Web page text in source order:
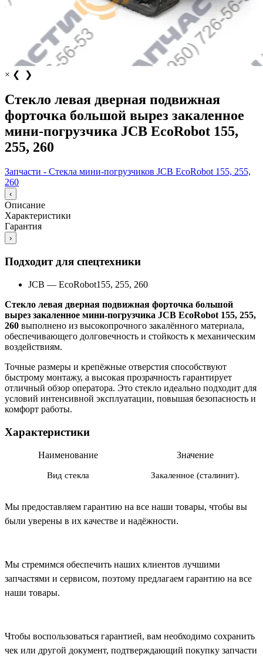
× ❮ ❯
Стекло левая дверная подвижная
форточка большой вырез закаленное
мини-погрузчика JCB EcoRobot 155,
255, 260
Запчасти - Стекла мини-погрузчиков JCB EcoRobot 155, 255,
260
‹
Описание
Характеристики
Гарантия
›
Подходит для спецтехники
JCB — EcoRobot155, 255, 260
Стекло левая дверная подвижная форточка большой
вырез закаленное мини-погрузчика JCB EcoRobot 155, 255,
260 выполнено из высокопрочного закалённого материала,
обеспечивающего долговечность и стойкость к механическим
воздействиям.
Точные размеры и крепёжные отверстия способствуют
быстрому монтажу, а высокая прозрачность гарантирует
отличный обзор оператора. Это стекло идеально подходит для
условий интенсивной эксплуатации, повышая безопасность и
комфорт работы.
Характеристики
Наименование Значение
Вид стекла Закаленное (сталинит).
Мы предоставляем гарантию на все наши товары, чтобы вы
были уверены в их качестве и надёжности.
Мы стремимся обеспечить наших клиентов лучшими
запчастями и сервисом, поэтому предлагаем гарантию на все
наши товары.
Чтобы воспользоваться гарантией, вам необходимо сохранить
чек или другой документ, подтверждающий покупку запчасти